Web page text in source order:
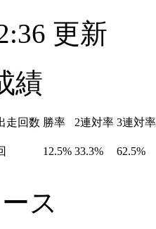
更新
績
走回数 勝率 2連対率 3連対率
12.5% 33.3% 62.5%
ース